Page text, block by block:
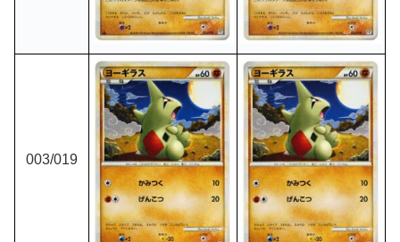
003/019